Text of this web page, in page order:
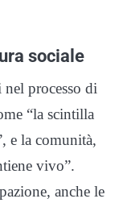
sociale
processo di
“la scintilla
e la comunità,
vivo”.
anche le